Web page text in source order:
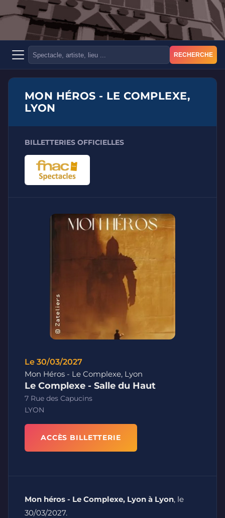
RECHERCHE
MON HÉROS - LE COMPLEXE,
LYON
BILLETTERIES OFFICIELLES
Le 30/03/2027
Mon Héros - Le Complexe, Lyon
Le Complexe - Salle du Haut
7 Rue des Capucins
LYON
ACCÈS BILLETTERIE
Mon héros - Le Complexe, Lyon à Lyon, le
30/03/2027.